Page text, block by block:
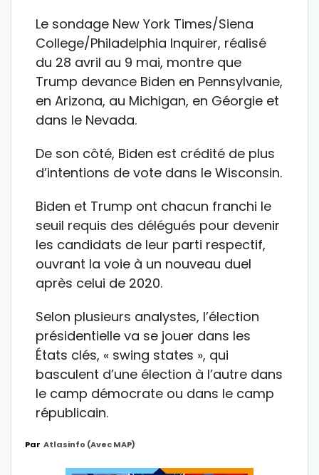
Le sondage New York Times/Siena
College/Philadelphia Inquirer, réalisé
du 28 avril au 9 mai, montre que
Trump devance Biden en Pennsylvanie,
en Arizona, au Michigan, en Géorgie et
dans le Nevada.
De son côté, Biden est crédité de plus
d’intentions de vote dans le Wisconsin.
Biden et Trump ont chacun franchi le
seuil requis des délégués pour devenir
les candidats de leur parti respectif,
ouvrant la voie à un nouveau duel
après celui de 2020.
Selon plusieurs analystes, l’élection
présidentielle va se jouer dans les
États clés, « swing states », qui
basculent d’une élection à l’autre dans
le camp démocrate ou dans le camp
républicain.
Par Atlasinfo (avec MAP)